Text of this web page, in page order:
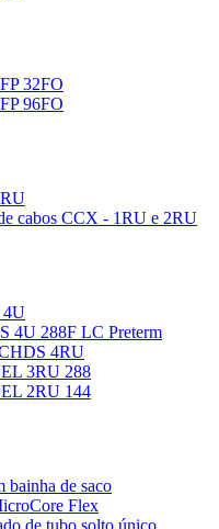
32FO
96FO
cabos CCX - 1RU e 2RU
4U
4U 288F LC Preterm
4RU
3RU 288
2RU 144
bainha de saco
Flex
de tubo solto único